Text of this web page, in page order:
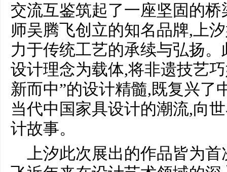
交流互鉴筑起了一座坚固的
师吴腾飞创立的知名品牌,上
力于传统工艺的承续与弘扬
设计理念为载体,将非遗技艺
新而中”的设计精髓,既复兴了
当代中国家具设计的潮流,向
计故事。
上汐此次展出的作品皆为